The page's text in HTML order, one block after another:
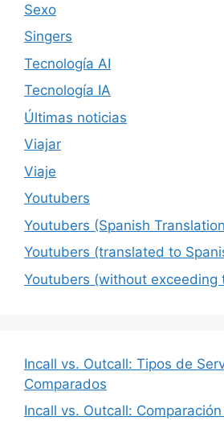
Sexo
Singers
Tecnología AI
Tecnología IA
Últimas noticias
Viajar
Viaje
Youtubers
Youtubers (Spanish
Youtubers (translated to
Youtubers (without exceeding
Incall vs. Outcall: Tipos de
Comparados
Incall vs. Outcall: